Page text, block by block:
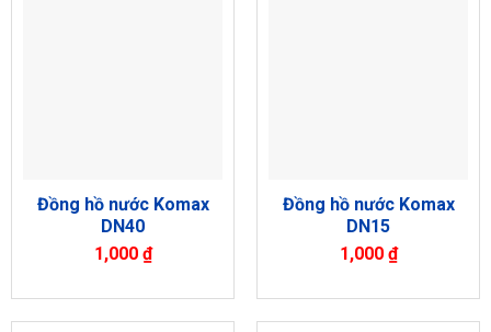
Đồng hồ nước Komax
DN40
1,000 ₫
Đồng hồ nước Komax
DN15
1,000 ₫